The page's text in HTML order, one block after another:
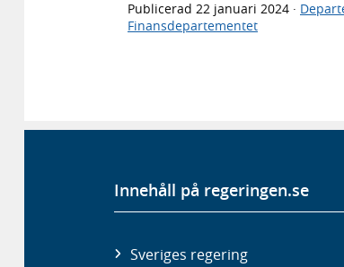
Publicerad 22 januari 2024 ·
Finansdepartementet
Innehåll på regeringen.se
Sveriges regering